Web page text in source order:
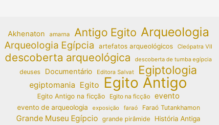
Akhenaton amarna Antigo Egito Arqueologia
Arqueologia Egípcia artefatos arqueológicos Cleópatra VII
descoberta arqueológica descoberta de tumba egípcia
deuses Documentário Editora Salvat Egiptologia
egiptomania Egito Egito Antigo
Egito Antigo na ficção Egito na ficção evento
evento de arqueologia exposição faraó Faraó Tutankhamon
Grande Museu Egípcio grande pirâmide
História Antiga